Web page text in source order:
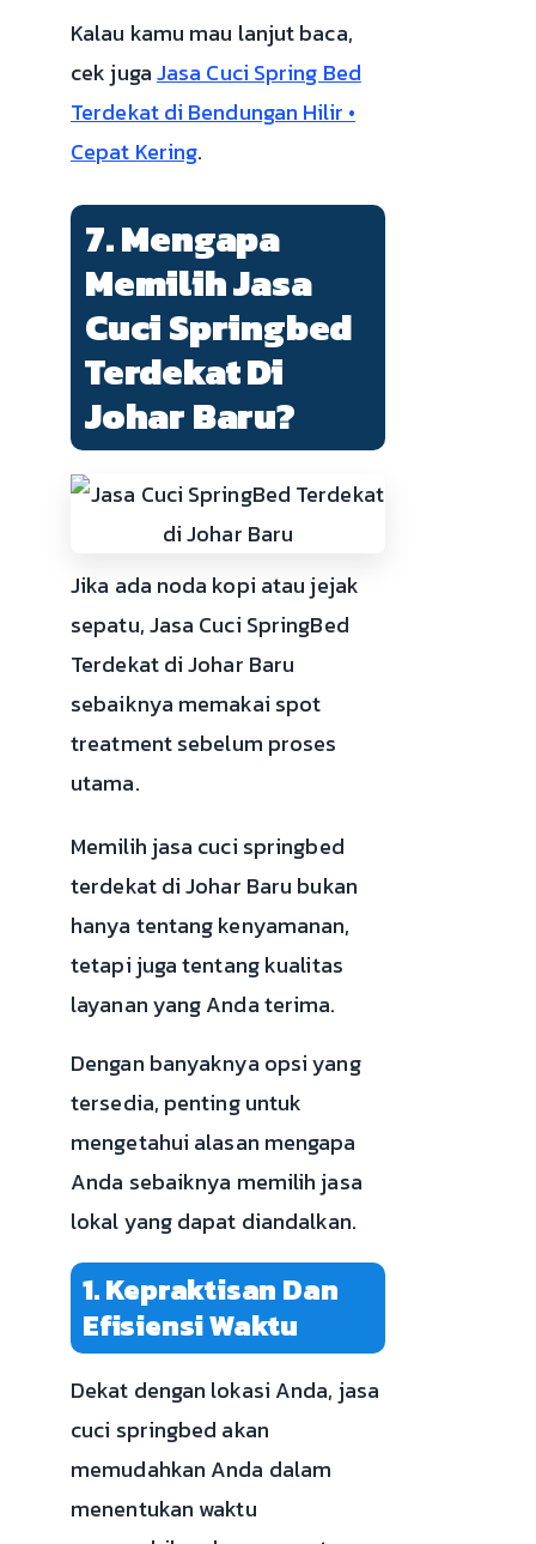
Kalau kamu mau lanjut baca,
cek jugaJasa Cuci Spring Bed
Terdekat di Bendungan Hilir •
Cepat Kering.
7. Mengapa
Memilih Jasa
Cuci Springbed
Terdekat Di
Johar Baru?
Jika ada noda kopi atau jejak
sepatu, Jasa Cuci SpringBed
Terdekat di Johar Baru
sebaiknya memakai spot
treatment sebelum proses
utama.
Memilih jasa cuci springbed
terdekat di Johar Baru bukan
hanya tentang kenyamanan,
tetapi juga tentang kualitas
layanan yang Anda terima.
Dengan banyaknya opsi yang
tersedia, penting untuk
mengetahui alasan mengapa
Anda sebaiknya memilih jasa
lokal yang dapat diandalkan.
1. Kepraktisan Dan
Efisiensi Waktu
Dekat dengan lokasi Anda, jasa
cuci springbed akan
memudahkan Anda dalam
menentukan waktu